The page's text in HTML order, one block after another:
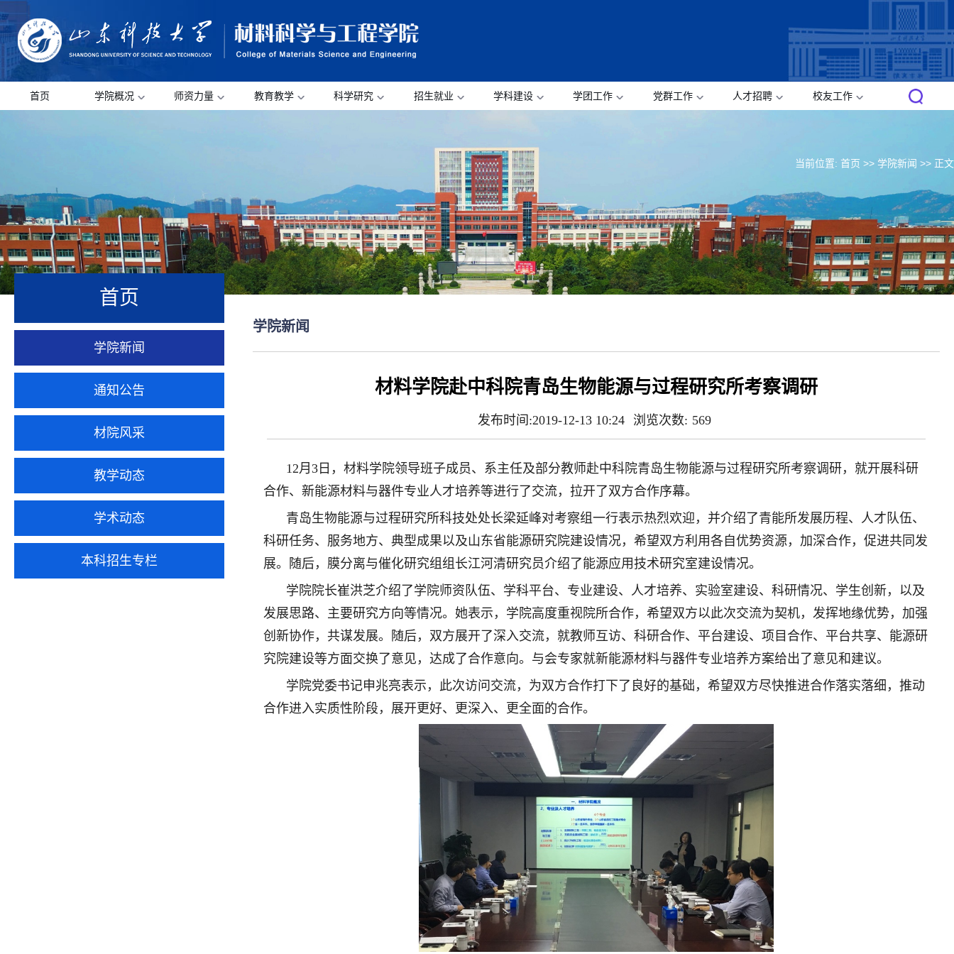
首页 学院概况 师资力量 教育教学 科学研究 招生就业 学科建设 学团工作 党群工作 人才招聘 校友工作
当前位置: 首页 >> 学院新闻 >> 正文
首页
学院新闻
通知公告
材院风采
教学动态
学术动态
本科招生专栏
学院新闻
材料学院赴中科院青岛生物能源与过程研究所考察调研
发布时间:2019-12-13 10:24 浏览次数: 569
12月 3 日，材料学院领导班子成员、系主任及部分教师赴中科院青岛生物能源与过程研究所考察调研，就开展科研
合作、新能源材料与器件专业人才培养等进行了交流，拉开了双方合作序幕。
青岛生物能源与过程研究所科技处处长梁延峰对考察组一行表示热烈欢迎，并介绍了青能所发展历程、人才队伍、
科研任务、服务地方、典型成果以及山东省能源研究院建设情况，希望双方利用各自优势资源，加深合作，促进共同发
展。随后，膜分离与催化研究组组长江河清研究员介绍了能源应用技术研究室建设情况。
学院院长崔洪芝介绍了学院师资队伍、学科平台、专业建设、人才培养、实验室建设、科研情况、学生创新，以及
发展思路、主要研究方向等情况。她表示，学院高度重视院所合作，希望双方以此次交流为契机，发挥地缘优势，加强
创新协作，共谋发展。随后，双方展开了深入交流，就教师互访、科研合作、平台建设、项目合作、平台共享、能源研
究院建设等方面交换了意见，达成了合作意向。与会专家就新能源材料与器件专业培养方案给出了意见和建议。
学院党委书记申兆亮表示，此次访问交流，为双方合作打下了良好的基础，希望双方尽快推进合作落实落细，推动
合作进入实质性阶段，展开更好、更深入、更全面的合作。